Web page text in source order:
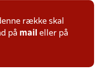
række skal
på mail eller på